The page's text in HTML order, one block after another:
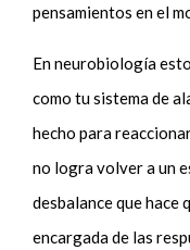
pensamientos en el
En neurobiología
como tu sistema de
hecho para
no logra volver a un
desbalance que hace
encargada de las